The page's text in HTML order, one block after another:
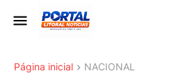
Página inicial NACIONAL